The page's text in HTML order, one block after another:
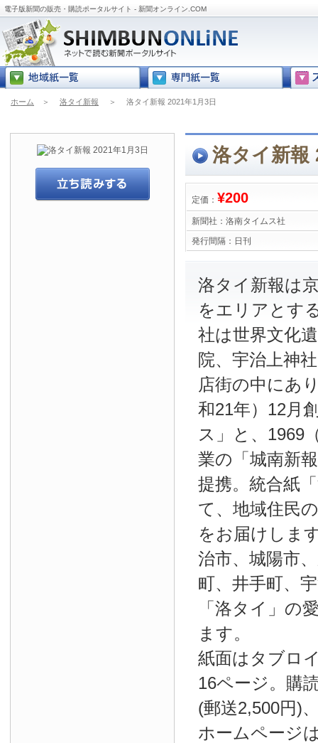
電子版新聞の販売・購読ポータルサイト - 新聞オンライン.COM
ホーム ＞ 洛タイ新報 ＞ 洛タイ新報 2021年1月3日
洛タイ新報
定価： ¥200
新聞社： 洛南タイムス社
発行間隔： 日刊
洛タイ新報は
をエリアとす
社は世界文化
院、宇治上神
店街の中にあ
和21年）12月
ス」と、1969
業の「城南新
提携。統合紙
て、地域住民
をお届けしま
治市、城陽市
町、井手町、
「洛タイ」の
ます。
紙面はタブロ
16ページ。購
(郵送2,500円)
ホームページ